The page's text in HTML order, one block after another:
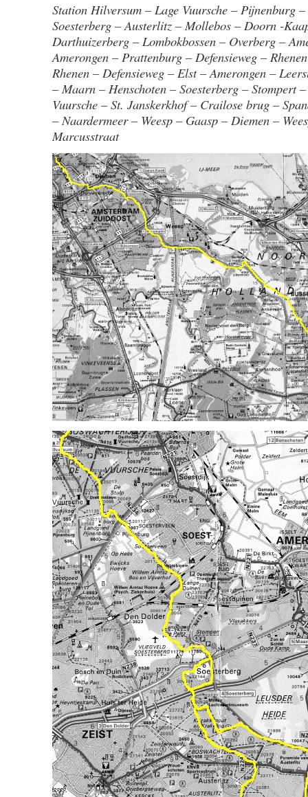
Station Hilversum – Lage Vuursche – Pijnenburg
Soesterberg – Austerlitz – Mollebos – Doorn -
Darthuizerberg – Lombokbossen – Overberg –
Amerongen – Prattenburg – Defensieweg –
Rhenen – Defensieweg – Elst – Amerongen –
– Maarn – Henschoten – Soesterberg – Stompert
Vuursche – St. Janskerkhof – Crailose brug –
– Naardermeer – Weesp – Gaasp – Diemen –
Marcusstraat